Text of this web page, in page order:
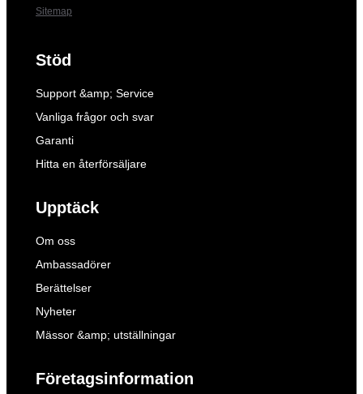
Sitemap
Stöd
Support &amp; Service
Vanliga frågor och svar
Garanti
Hitta en återförsäljare
Upptäck
Om oss
Ambassadörer
Berättelser
Nyheter
Mässor &amp; utställningar
Företagsinformation